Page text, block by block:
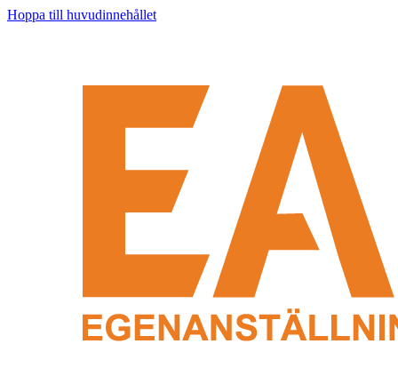
Hoppa till huvudinnehållet